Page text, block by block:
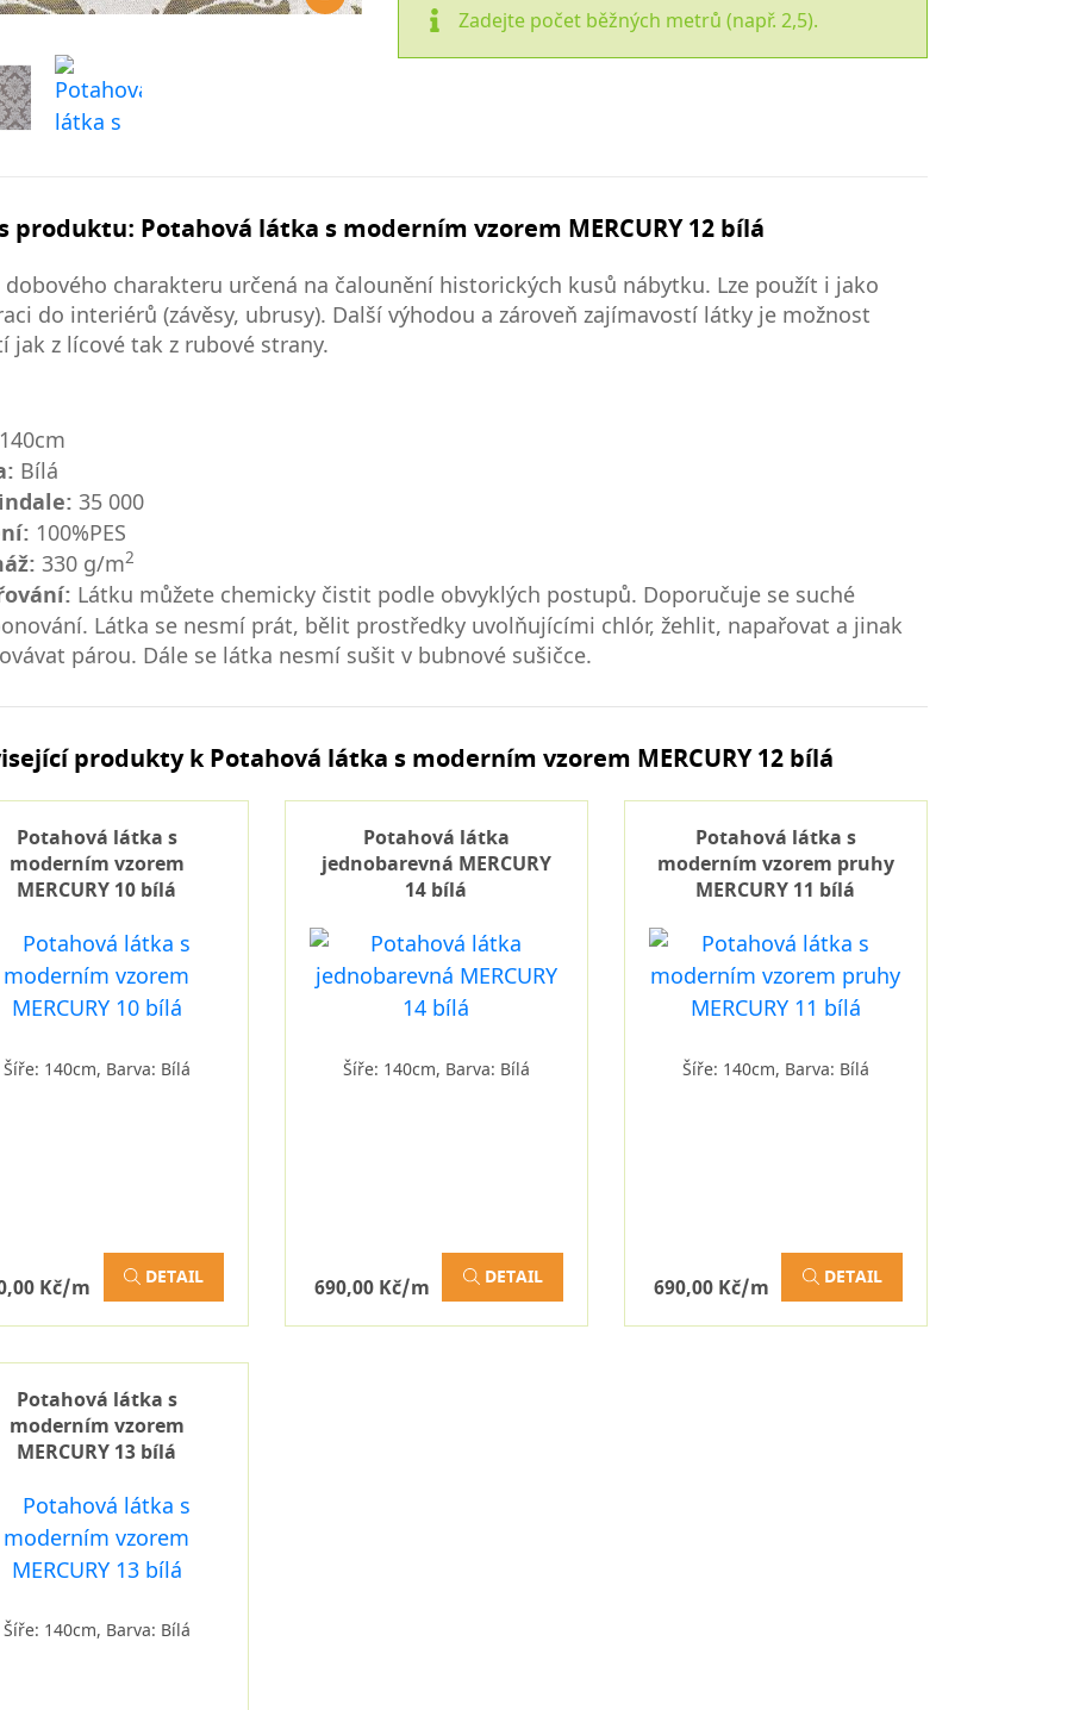
Zadejte počet běžných metrů (např. 2,5).
produktu: Potahová látka s moderním vzorem MERCURY 12 bílá
dobového charakteru určená na čalounění historických kusů nábytku. Lze použít i jako
do interiérů (závěsy, ubrusy). Další výhodou a zároveň zajímavostí látky je možnost
jak z lícové tak z rubové strany.
Bílá
35 000
100%PES
330 g/m2
Látku můžete chemicky čistit podle obvyklých postupů. Doporučuje se suché
Látka se nesmí prát, bělit prostředky uvolňujícími chlór, žehlit, napařovat a jinak
párou. Dále se látka nesmí sušit v bubnové sušičce.
produkty k Potahová látka s moderním vzorem MERCURY 12 bílá
Potahová látka s
moderním vzorem
MERCURY 10 bílá
Šíře: 140cm, Barva: Bílá
Kč/m DETAIL
Potahová látka
jednobarevná MERCURY
14 bílá
Šíře: 140cm, Barva: Bílá
690,00 Kč/m DETAIL
Potahová látka s
moderním vzorem pruhy
MERCURY 11 bílá
Šíře: 140cm, Barva: Bílá
690,00 Kč/m DETAIL
Potahová látka s
moderním vzorem
MERCURY 13 bílá
Šíře: 140cm, Barva: Bílá